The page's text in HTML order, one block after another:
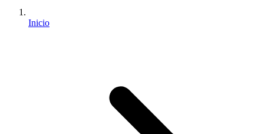
Inicio